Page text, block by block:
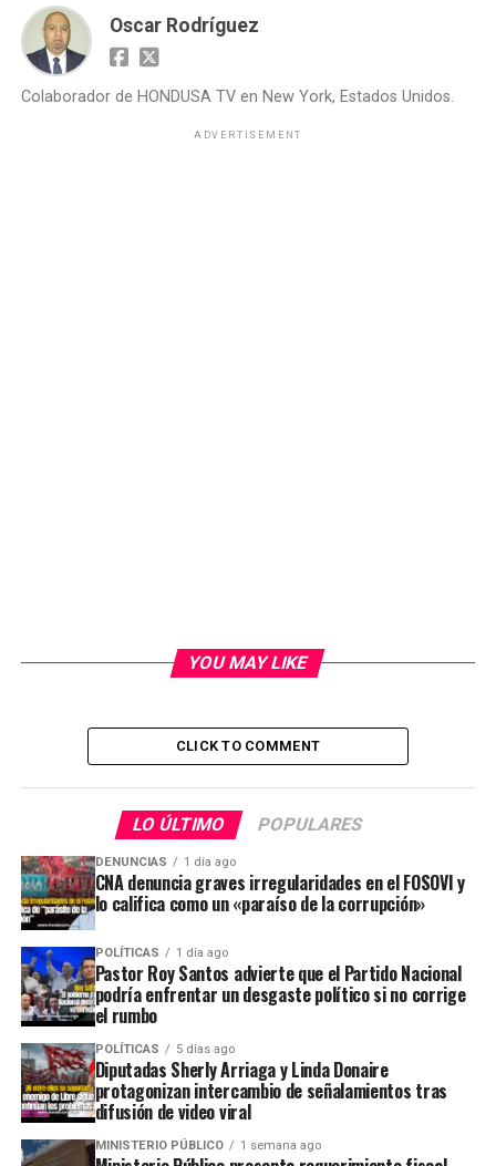
Oscar Rodríguez
Colaborador de HONDUSA TV en New York, Estados Unidos.
ADVERTISEMENT
YOU MAY LIKE
CLICK TO COMMENT
LO ÚLTIMO POPULARES
DENUNCIAS 1 día ago
CNA denuncia graves irregularidades en el FOSOVI y
lo califica como un «paraíso de la corrupción»
POLÍTICAS 1 día ago
Pastor Roy Santos advierte que el Partido Nacional
podría enfrentar un desgaste político si no corrige
el rumbo
POLÍTICAS 5 días ago
Diputadas Sherly Arriaga y Linda Donaire
protagonizan intercambio de señalamientos tras
difusión de video viral
MINISTERIO PÚBLICO 1 semana ago